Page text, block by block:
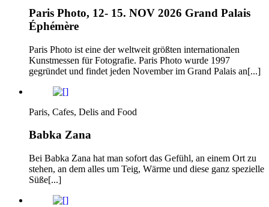
Paris Photo, 12- 15. NOV 2026 Grand Palais
Éphémère
Paris Photo ist eine der weltweit größten internationalen
Kunstmessen für Fotografie. Paris Photo wurde 1997
gegründet und findet jeden November im Grand Palais an[...]
Paris, Cafes, Delis and Food
Babka Zana
Bei Babka Zana hat man sofort das Gefühl, an einem Ort zu
stehen, an dem alles um Teig, Wärme und diese ganz spezielle
Süße[...]